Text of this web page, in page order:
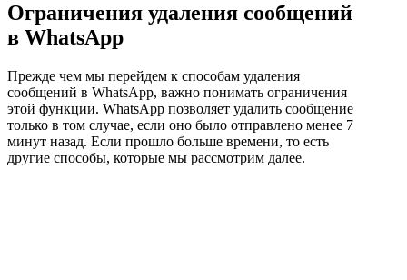
Ограничения удаления сообщений
в WhatsApp
Прежде чем мы перейдем к способам удаления
сообщений в WhatsApp, важно понимать ограничения
этой функции. WhatsApp позволяет удалить сообщение
только в том случае, если оно было отправлено менее 7
минут назад. Если прошло больше времени, то есть
другие способы, которые мы рассмотрим далее.